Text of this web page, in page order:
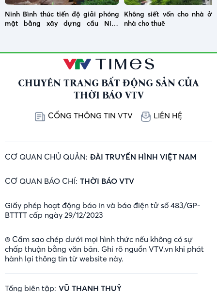
Ninh Bình thúc tiến độ giải phóng
mặt bằng xây dựng cầu Ninh
Không siết vốn cho nhà ở
nhà cho thuê
CHUYÊN TRANG BẤT ĐỘNG SẢN CỦA
THỜI BÁO VTV
CỔNG THÔNG TIN VTV LIÊN HỆ
CƠ QUAN CHỦ QUẢN: ĐÀI TRUYỀN HÌNH VIỆT NAM
CƠ QUAN BÁO CHÍ: THỜI BÁO VTV
Giấy phép hoạt động báo in và báo điện tử số 483/GP-
BTTTT cấp ngày 29/12/2023
® Cấm sao chép dưới mọi hình thức nếu không có sự
chấp thuận bằng văn bản. Ghi rõ nguồn VTV.vn khi phát
hành lại thông tin từ website này.
Tổng biên tập: VŨ THANH THUỶ